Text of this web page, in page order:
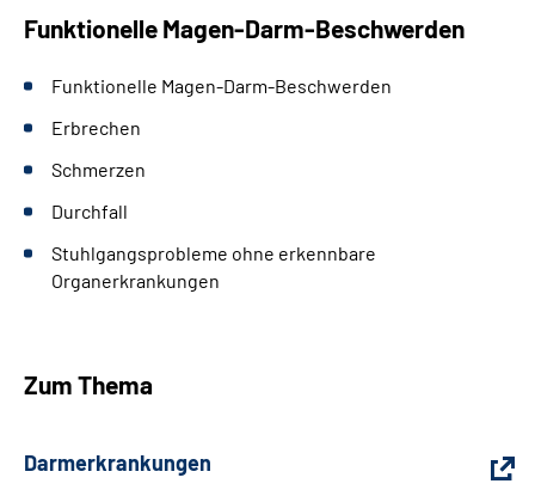
Funktionelle Magen-Darm-Beschwerden
Funktionelle Magen-Darm-Beschwerden
Erbrechen
Schmerzen
Durchfall
Stuhlgangsprobleme ohne erkennbare
Organerkrankungen
Zum Thema
Darmerkrankungen